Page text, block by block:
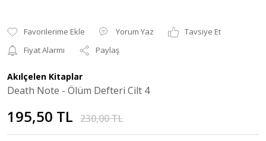
Yorum Yaz
Tavsiye Et
Fiyat Alarmı
Paylaş
Akılçelen Kitaplar
Death Note - Ölüm Defteri Cilt 4
195,50 TL 230,00 TL